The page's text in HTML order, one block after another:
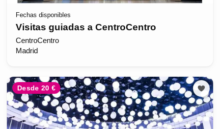
Fechas disponibles
Visitas guiadas a CentroCentro
CentroCentro
Madrid
Desde 20 €